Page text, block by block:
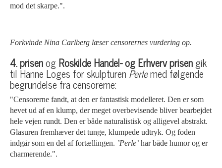
mod det skarpe.".
Forkvinde Nina Carlberg læser censorernes vurdering op.
4. prisenog Roskilde Handel- og Erhverv prisengik
til Hanne Loges for skulpturen Perlemed følgende
begrundelse fra censorerne:
"Censorerne fandt, at den er fantastisk modelleret. Den er som
hevet ud af en klump, der meget overbevisende bliver bearbejdet
hele vejen rundt. Den er både naturalistisk og alligevel abstrakt.
Glasuren fremhæver det tunge, klumpede udtryk. Og foden
indgår som en del af fortællingen. ’Perle’ har både humor og er
charmerende.".